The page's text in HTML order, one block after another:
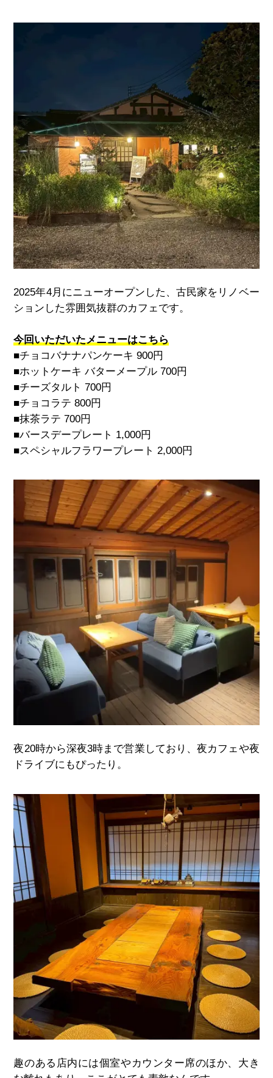
2025年4月にニューオープンした、古民家をリノベー
ションした雰囲気抜群のカフェです。
今回いただいたメニューはこちら
■チョコバナナパンケーキ 900円
■ホットケーキ バターメープル 700円
■チーズタルト 700円
■チョコラテ 800円
■抹茶ラテ 700円
■バースデープレート 1,000円
■スペシャルフラワープレート 2,000円
夜20時から深夜3時まで営業しており、夜カフェや夜
ドライブにもぴったり。
趣のある店内には個室やカウンター席のほか、大き